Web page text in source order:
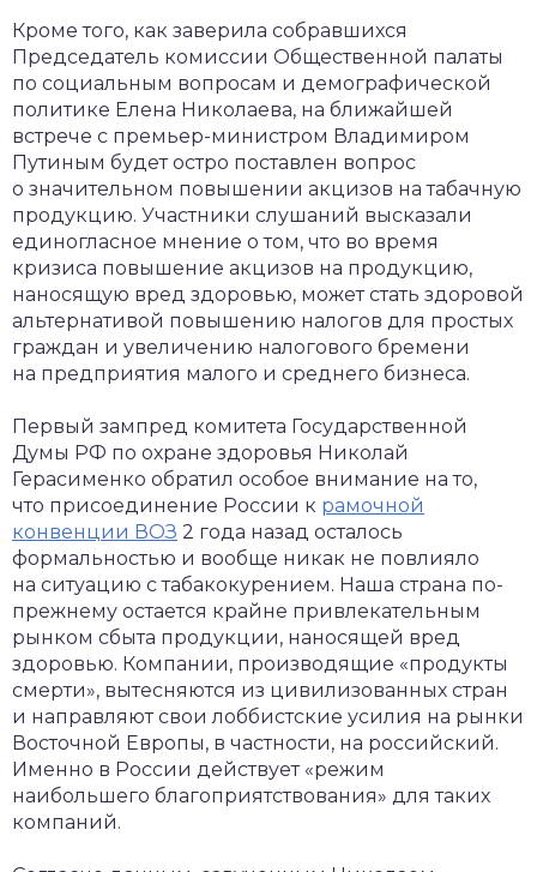
Кроме того, как заверила собравшихся
Председатель комиссии Общественной палаты
по социальным вопросам и демографической
политике Елена Николаева, на ближайшей
встрече с премьер-министром Владимиром
Путиным будет остро поставлен вопрос
о значительном повышении акцизов на табачную
продукцию. Участники слушаний высказали
единогласное мнение о том, что во время
кризиса повышение акцизов на продукцию,
наносящую вред здоровью, может стать здоровой
альтернативой повышению налогов для простых
граждан и увеличению налогового бремени
на предприятия малого и среднего бизнеса.
Первый зампред комитета Государственной
Думы РФ по охране здоровья Николай
Герасименко обратил особое внимание на то,
что присоединение России к рамочной
конвенции ВОЗ 2 года назад осталось
формальностью и вообще никак не повлияло
на ситуацию с табакокурением. Наша страна по-
прежнему остается крайне привлекательным
рынком сбыта продукции, наносящей вред
здоровью. Компании, производящие «продукты
смерти», вытесняются из цивилизованных стран
и направляют свои лоббистские усилия на рынки
Восточной Европы, в частности, на российский.
Именно в России действует «режим
наибольшего благоприятствования» для таких
компаний.